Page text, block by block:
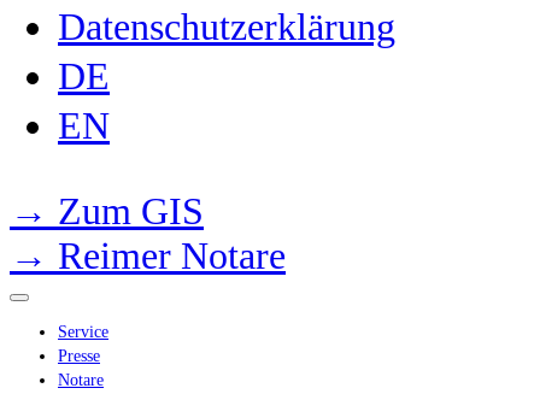
Datenschutzerklärung
DE
EN
→ Zum GIS
→ Reimer Notare
Service
Presse
Notare